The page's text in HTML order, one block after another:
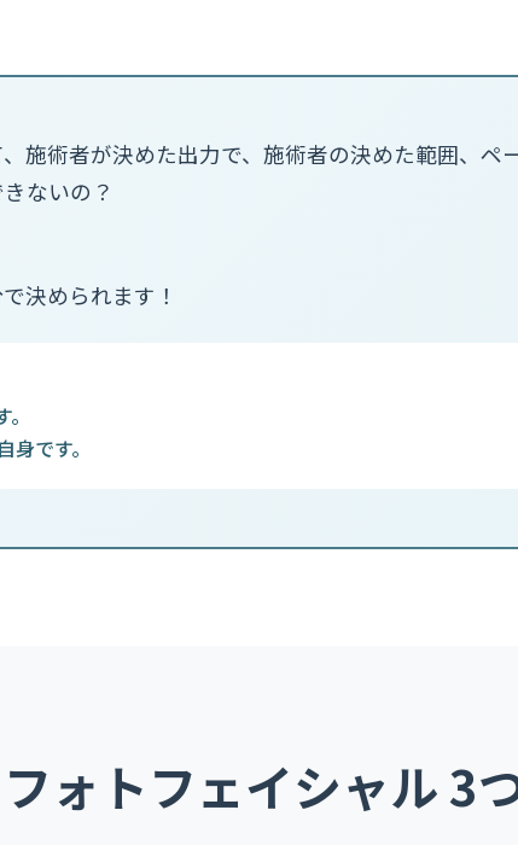
施術者が決めた出力で、施術者の決めた範囲、ペ
ないの？
決められます！
です。
ォトフェイシャル 3